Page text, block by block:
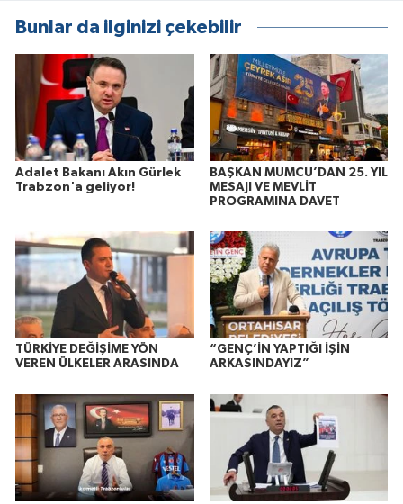
Bunlar da ilginizi çekebilir
Adalet Bakanı Akın Gürlek
Trabzon'a geliyor!
BAŞKAN MUMCU’DAN 25. YIL
MESAJI VE MEVLİT
PROGRAMINA DAVET
TÜRKİYE DEĞİŞİME YÖN
VEREN ÜLKELER ARASINDA
“GENÇ’İN YAPTIĞI İŞİN
ARKASINDAYIZ”